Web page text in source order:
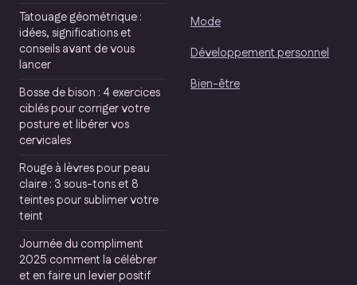
Tatouage géométrique :
idées, significations et
conseils avant de vous
lancer
Bosse de bison : 4 exercices
ciblés pour corriger votre
posture et libérer vos
cervicales
Rouge à lèvres pour peau
claire : 3 sous-tons et 8
teintes pour sublimer votre
teint
Journée du compliment
2025 comment la célébrer
et en faire un levier positif
Mode
Développement personnel
Bien-être